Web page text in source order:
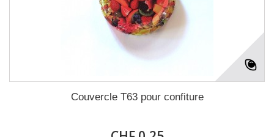
Couvercle T63 pour confiture